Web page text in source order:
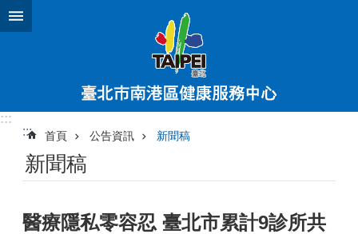
跳到主要內容區塊
:::
::: 首頁 公告資訊 新聞稿
新聞稿
醫療隱私零容忍 臺北市累計9診所共